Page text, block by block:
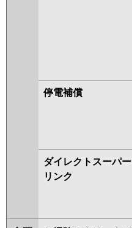
停電補償
ダイレクトスーパー
リンク